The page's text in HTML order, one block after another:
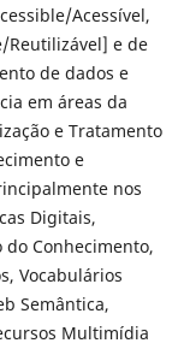
Acessível,
e de
de dados e
em áreas da
e Tratamento
e
nos
Digitais,
Conhecimento,
Vocabulários
Semântica,
Multimídia